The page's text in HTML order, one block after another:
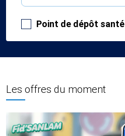
Point de dépôt santé
Les offres du moment